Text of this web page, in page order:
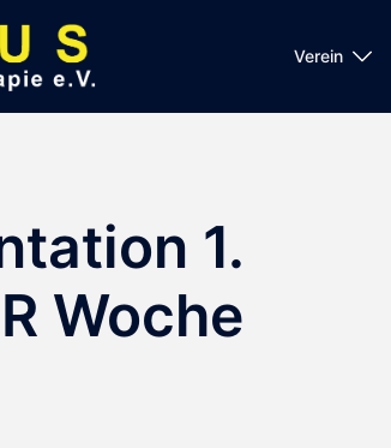
Verein
1.
Woche